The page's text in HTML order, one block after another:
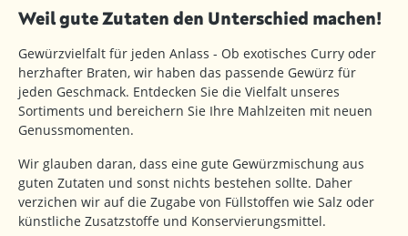
Weil gute Zutaten den Unterschied machen!
Gewürzvielfalt für jeden Anlass - Ob exotisches Curry oder
herzhafter Braten, wir haben das passende Gewürz für
jeden Geschmack. Entdecken Sie die Vielfalt unseres
Sortiments und bereichern Sie Ihre Mahlzeiten mit neuen
Genussmomenten.
Wir glauben daran, dass eine gute Gewürzmischung aus
guten Zutaten und sonst nichts bestehen sollte. Daher
verzichen wir auf die Zugabe von Füllstoffen wie Salz oder
künstliche Zusatzstoffe und Konservierungsmittel.